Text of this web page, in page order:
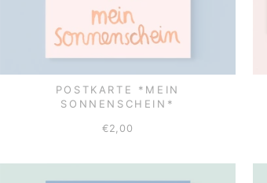
POSTKARTE *MEIN
SONNENSCHEIN*
€2,00